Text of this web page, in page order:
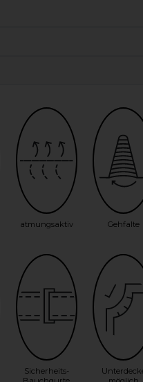
atmungsaktiv Gehfalte
Sicherheits-